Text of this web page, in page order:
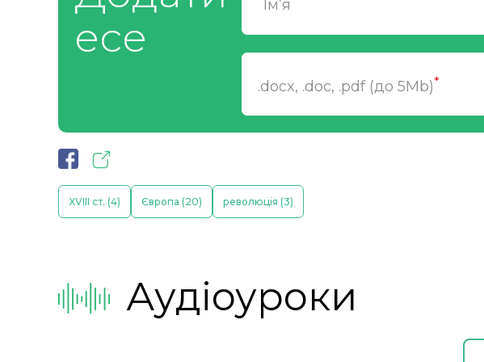
есе
Ім’я
.docx, .doc, .pdf (до 5Mb)*
XVIII ст. (4) Європа (20) революція (3)
Аудіоуроки